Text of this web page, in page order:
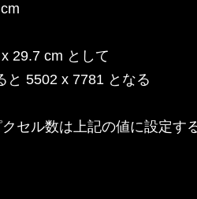
29.7 cm として
と 5502 x 7781 となる
セル数は上記の値に設定す